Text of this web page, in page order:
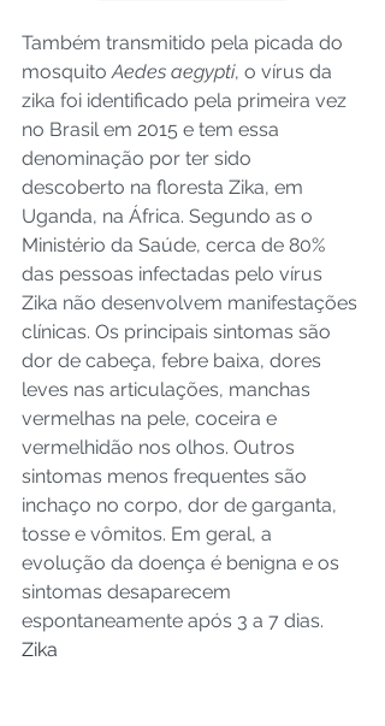
Também transmitido pela picada do
mosquito Aedes aegypti, o vírus da
zika foi identificado pela primeira vez
no Brasil em 2015 e tem essa
denominação por ter sido
descoberto na floresta Zika, em
Uganda, na África. Segundo as o
Ministério da Saúde, cerca de 80%
das pessoas infectadas pelo vírus
Zika não desenvolvem manifestações
clínicas. Os principais sintomas são
dor de cabeça, febre baixa, dores
leves nas articulações, manchas
vermelhas na pele, coceira e
vermelhidão nos olhos. Outros
sintomas menos frequentes são
inchaço no corpo, dor de garganta,
tosse e vômitos. Em geral, a
evolução da doença é benigna e os
sintomas desaparecem
espontaneamente após 3 a 7 dias.
Zika